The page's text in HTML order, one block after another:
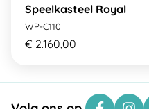
Speelkasteel Royal
WP-C110
€ 2.160,00